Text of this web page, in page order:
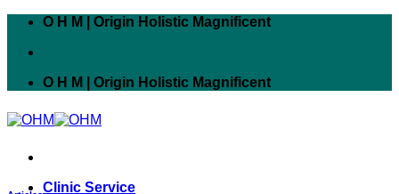
Skip
content
O H M | Origin Holistic Magnificent
O H M | Origin Holistic Magnificent
Clinic Service